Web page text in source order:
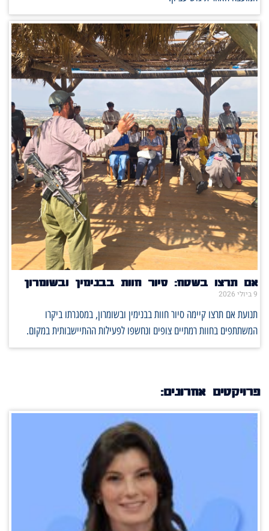
אם תרצו בשטח: סיור חוות בבנימין ובשומרון
9 ביולי 2026
תנועת אם תרצו קיימה סיור חוות בבנימין ובשומרון, במסגרתו ביקרו
המשתתפים בחוות רמתיים צופים ונחשפו לפעילות ההתיישבותית במקום.
פרויקטים אחרונים: